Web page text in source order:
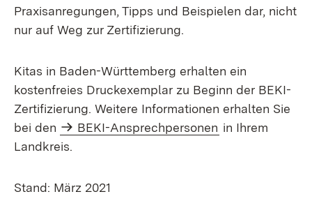
Praxisanregungen, Tipps und Beispielen dar, nicht
nur auf Weg zur Zertifizierung.
Kitas in Baden-Württemberg erhalten ein
kostenfreies Druckexemplar zu Beginn der BEKI-
Zertifizierung. Weitere Informationen erhalten Sie
bei den
BEKI-Ansprechpersonen in Ihrem
Landkreis.
Stand: März 2021